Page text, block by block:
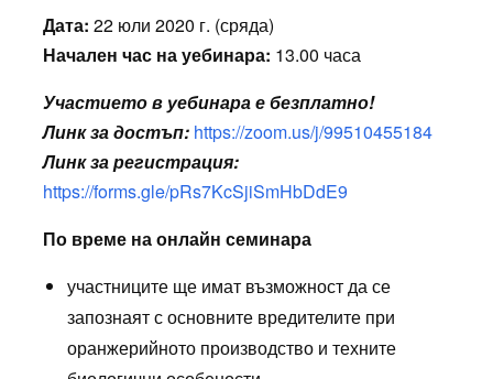
Дата: 22 юли 2020 г. (сряда)
Начален час на уебинара: 13.00 часа
Участието в уебинара е безплатно!
Линк за достъп: https://zoom.us/j/99510455184
Линк за регистрация:
https://forms.gle/pRs7KcSjiSmHbDdE9
По време на онлайн семинара
участниците ще имат възможност да се
запознаят с основните вредителите при
оранжерийното производство и техните